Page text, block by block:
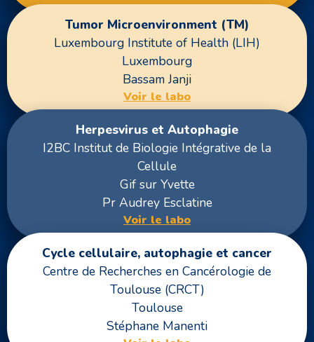
Tumor Microenvironment (TM)
Luxembourg Institute of Health (LIH)
Luxembourg
Bassam Janji
Voir le labo
Herpesvirus et Autophagie
I2BC Institut de Biologie Intégrative de la
Cellule
Gif sur Yvette
Pr Audrey Esclatine
Voir le labo
Cycle cellulaire, autophagie et cancer
Centre de Recherches en Cancérologie de
Toulouse (CRCT)
Toulouse
Stéphane Manenti